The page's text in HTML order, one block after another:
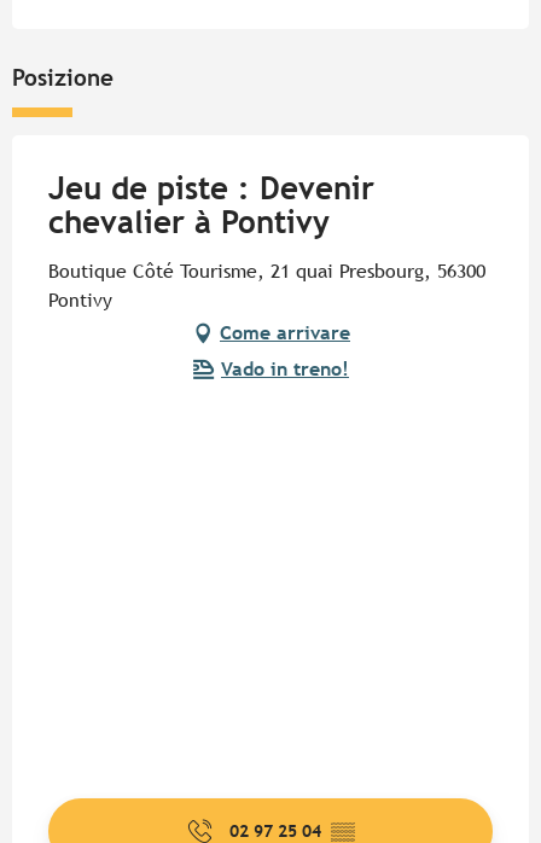
Posizione
Jeu de piste : Devenir
chevalier à Pontivy
Boutique Côté Tourisme, 21 quai Presbourg, 56300
Pontivy
Come arrivare
Vado in treno!
02 97 25 04 ▒▒